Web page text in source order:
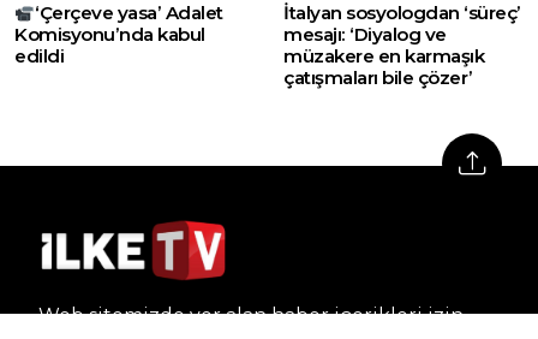
‘Çerçeve yasa’ Adalet
Komisyonu’nda kabul
edildi
İtalyan sosyologdan ‘süreç’
mesajı: ‘Diyalog ve
müzakere en karmaşık
çatışmaları bile çözer’
Web sitemizde yer alan haber içerikleri izin